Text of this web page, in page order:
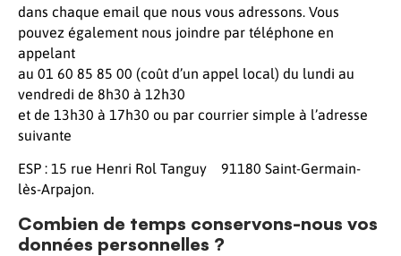
dans chaque email que nous vous adressons. Vous
pouvez également nous joindre par téléphone en
appelant
au 01 60 85 85 00 (coût d’un appel local) du lundi au
vendredi de 8h30 à 12h30
et de 13h30 à 17h30 ou par courrier simple à l’adresse
suivante
ESP : 15 rue Henri Rol Tanguy 91180 Saint-Germain-
lès-Arpajon.
Combien de temps conservons-nous vos
données personnelles ?